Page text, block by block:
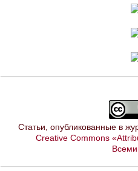
Статьи, опубликованные в
Creative Commons